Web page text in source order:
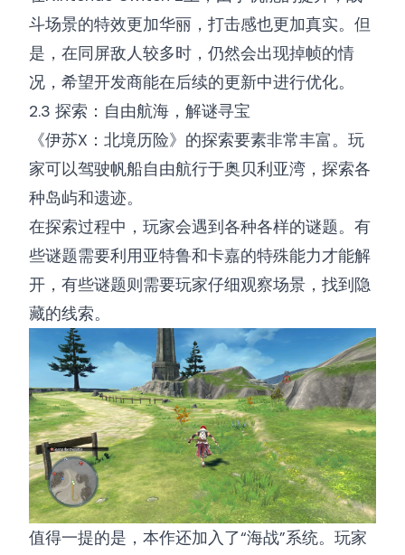
斗场景的特效更加华丽，打击感也更加真实。但
是，在同屏敌人较多时，仍然会出现掉帧的情
况，希望开发商能在后续的更新中进行优化。
2.3 探索：自由航海，解谜寻宝
《伊苏X：北境历险》的探索要素非常丰富。玩
家可以驾驶帆船自由航行于奥贝利亚湾，探索各
种岛屿和遗迹。
在探索过程中，玩家会遇到各种各样的谜题。有
些谜题需要利用亚特鲁和卡嘉的特殊能力才能解
开，有些谜题则需要玩家仔细观察场景，找到隐
藏的线索。
值得一提的是，本作还加入了“海战”系统。玩家